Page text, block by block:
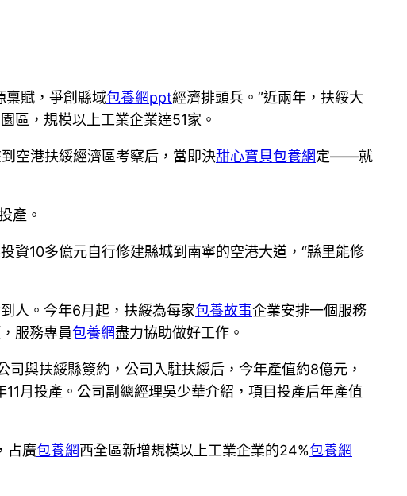
稟賦，爭創縣域包養網ppt經濟排頭兵。”近兩年，扶綏大
區，規模以上工業企業達51家。
空港扶綏經濟區考察后，當即決甜心寶貝包養網定——就
產。
資10多億元自行修建縣城到南寧的空港大道，“縣里能修
人。今年6月起，扶綏為每家包養故事企業安排一個服務
服務專員包養網盡力協助做好工作。
與扶綏縣簽約，公司入駐扶綏后，今年產值約8億元，
月投產。公司副總經理吳少華介紹，項目投產后年產值
占廣包養網西全區新增規模以上工業企業的24%包養網